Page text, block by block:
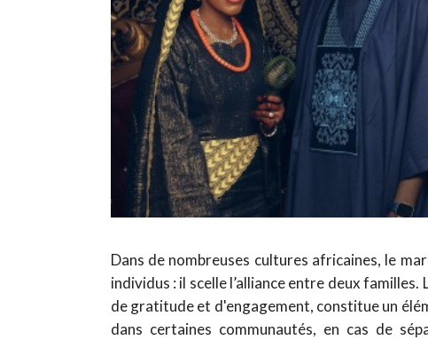
Dans de nombreuses cultures africaines, le
individus : il scelle l’alliance entre deux
de gratitude et d'engagement, constitue un
dans certaines communautés, en cas de